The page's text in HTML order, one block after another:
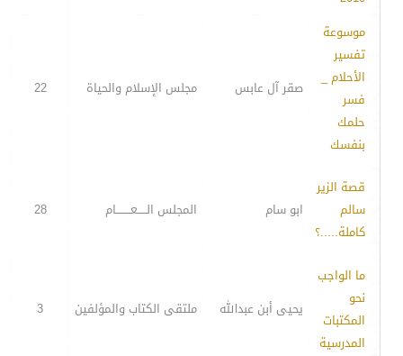
موسوعة
تفسير
الأحلام _
فسر
حلمك
بنفسك
صقر آل عابس مجلس الإسلام والحياة 22
قصة الزير
سالم
كاملة.....؟
ابو سام المجلس الـــــعــــــــام 28
ما الواجب
نحو
المكتبات
المدرسية
يحيى أبن عبدالله ملتقى الكتاب والمؤلفين 3